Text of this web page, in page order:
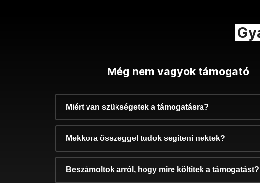
Még nem vagyok támogató
Miért van szükségetek a támogatásra?
Mekkora összeggel tudok segíteni nektek?
Beszámoltok arról, hogy mire költitek a támogatást?